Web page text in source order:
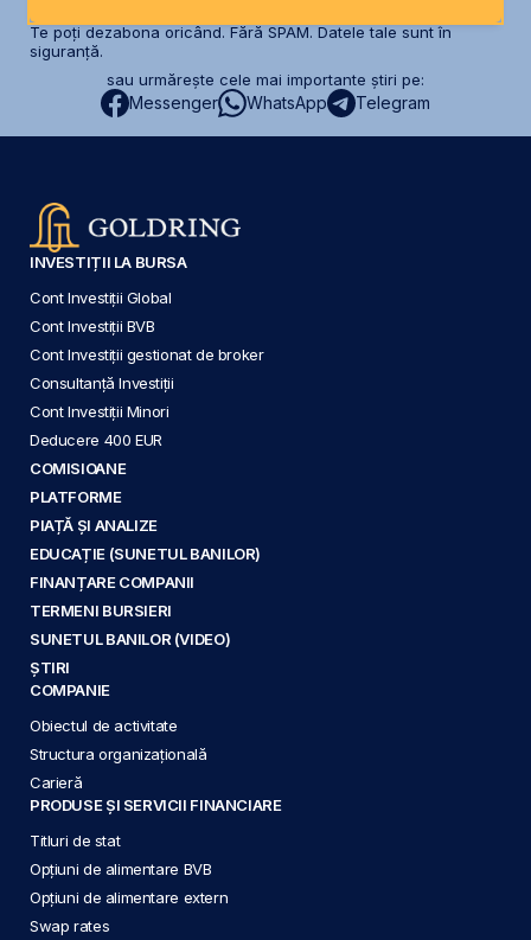
Te poți dezabona oricând. Fără SPAM. Datele tale sunt în
siguranță.
sau urmărește cele mai importante știri pe:
Messenger WhatsApp Telegram
INVESTIȚII LA BURSA
Cont Investiții Global
Cont Investiții BVB
Cont Investiții gestionat de broker
Consultanță Investiții
Cont Investiții Minori
Deducere 400 EUR
COMISIOANE
PLATFORME
PIAȚĂ ȘI ANALIZE
EDUCAȚIE (SUNETUL BANILOR)
FINANȚARE COMPANII
TERMENI BURSIERI
SUNETUL BANILOR (VIDEO)
ȘTIRI
COMPANIE
Obiectul de activitate
Structura organizațională
Carieră
PRODUSE ȘI SERVICII FINANCIARE
Titluri de stat
Opțiuni de alimentare BVB
Opțiuni de alimentare extern
Swap rates